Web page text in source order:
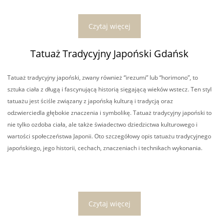
Czytaj więcej
Tatuaż Tradycyjny Japoński Gdańsk
Tatuaż tradycyjny japoński, zwany również “irezumi” lub “horimono”, to
sztuka ciała z długą i fascynującą historią sięgającą wieków wstecz. Ten styl
tatuażu jest ściśle związany z japońską kulturą i tradycją oraz
odzwierciedla głębokie znaczenia i symbolikę. Tatuaż tradycyjny japoński to
nie tylko ozdoba ciała, ale także świadectwo dziedzictwa kulturowego i
wartości społeczeństwa Japonii. Oto szczegółowy opis tatuażu tradycyjnego
japońskiego, jego historii, cechach, znaczeniach i technikach wykonania.
Czytaj więcej